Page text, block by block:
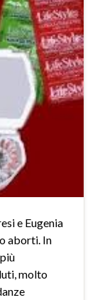
e Eugenia
aborti. In
molto